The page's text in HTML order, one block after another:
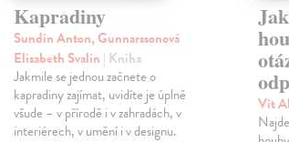
Kapradiny
Sundin Anton, Gunnarssonová
Elisabeth Svalin | Kniha
Jakmile se jednou začnete o
kapradiny zajímat, uvidíte je úplně
všude – v přírodě i v zahradách, v
interiérech, v umění i v designu.
Vít